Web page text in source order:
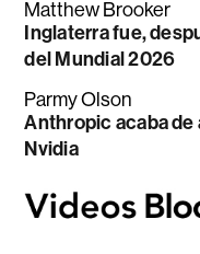
Matthew Brooker
Inglaterra fue,
del Mundial 2026
Parmy Olson
Anthropic acaba
Nvidia